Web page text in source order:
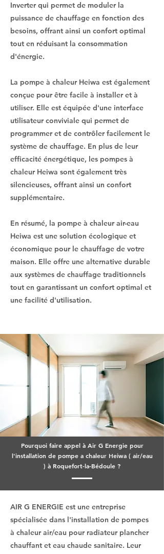
Inverter qui permet de moduler la
puissance de chauffage en fonction des
besoins, offrant ainsi un confort optimal
tout en réduisant la consommation
d'énergie.
La pompe à chaleur Heiwa est également
conçue pour être facile à installer et à
utiliser. Elle est équipée d'une interface
utilisateur conviviale qui permet de
programmer et de contrôler facilement le
système de chauffage. En plus de leur
efficacité énergétique, les pompes à
chaleur Heiwa sont également très
silencieuses, offrant ainsi un confort
supplémentaire.
En résumé, la pompe à chaleur air-eau
Heiwa est une solution écologique et
économique pour le chauffage de votre
maison. Elle offre une alternative durable
aux systèmes de chauffage traditionnels
tout en garantissant un confort optimal et
une facilité d'utilisation.
Pourquoi faire appel à Air G Energie pour
l'installation de pompe a chaleur Heiwa ( air/eau
) à Roquefort-la-Bédoule ?
AIR G ENERGIE est une entreprise
spécialisée dans l'installation de pompes
à chaleur air/eau pour radiateur plancher
chauffant et eau chaude sanitaire. Leur